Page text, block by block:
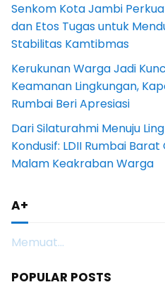
Senkom Kota Jambi
dan Etos Tugas untuk
Stabilitas Kamtibmas
Kerukunan Warga Jadi
Keamanan Lingkungan,
Rumbai Beri Apresiasi
Dari Silaturahmi Menuju
Kondusif: LDII Rumbai
Malam Keakraban Warga
A+
Memuat...
POPULAR POSTS